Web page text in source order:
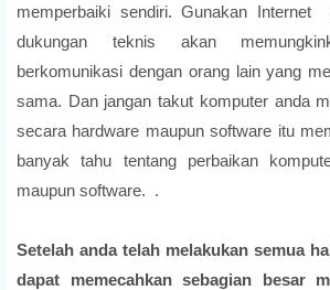
memperbaiki sendiri. Gunakan Internet
dukungan teknis akan
berkomunikasi dengan orang lain yang
sama. Dan jangan takut komputer anda
secara hardware maupun software itu
banyak tahu tentang perbaikan
maupun software. .
Setelah anda telah melakukan semua
dapat memecahkan sebagian besar